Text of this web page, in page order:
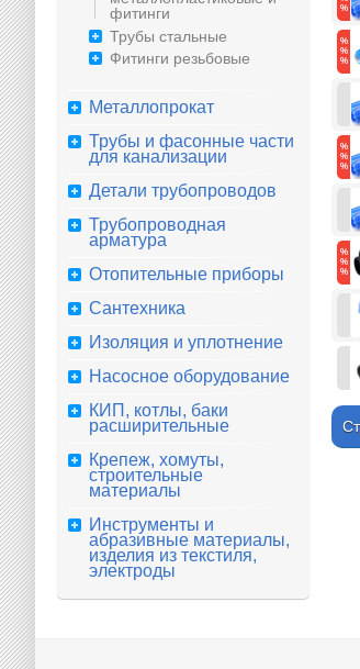
фитинги
Трубы стальные
Фитинги резьбовые
Металлопрокат
Трубы и фасонные части
для канализации
Детали трубопроводов
Трубопроводная
арматура
Отопительные приборы
Сантехника
Изоляция и уплотнение
Насосное оборудование
КИП, котлы, баки
расширительные
Крепеж, хомуты,
строительные
материалы
Инструменты и
абразивные материалы,
изделия из текстиля,
электроды